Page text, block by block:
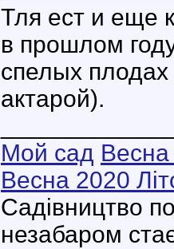
Тля ест и еще
в прошлом
спелых плодах
актарой).
Мой сад
Весна 2020
Садівництво
незабаром